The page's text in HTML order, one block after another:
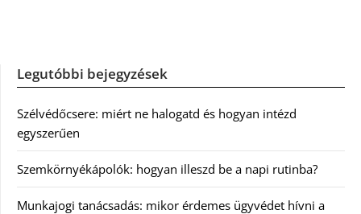
Legutóbbi bejegyzések
Szélvédőcsere: miért ne halogatd és hogyan intézd
egyszerűen
Szemkörnyékápolók: hogyan illeszd be a napi rutinba?
Munkajogi tanácsadás: mikor érdemes ügyvédet hívni a